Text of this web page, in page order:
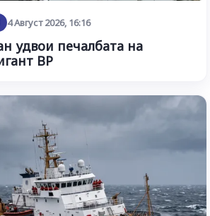
4 Август 2026, 16:16
удвои печалбата на
BP